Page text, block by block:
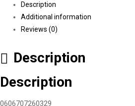
Description
Additional information
Reviews (0)
Description
Description
0606707260329